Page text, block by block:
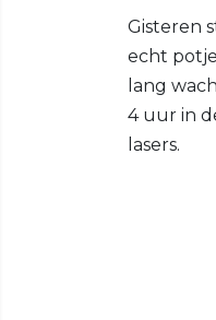
Gisteren
echt
lang
4 uur in
lasers.